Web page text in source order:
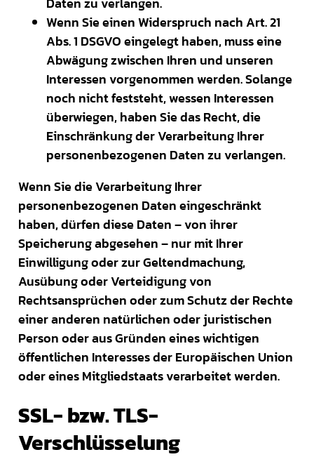
Wenn Sie einen Widerspruch nach Art. 21
Abs. 1 DSGVO eingelegt haben, muss eine
Abwägung zwischen Ihren und unseren
Interessen vorgenommen werden. Solange
noch nicht feststeht, wessen Interessen
überwiegen, haben Sie das Recht, die
Einschränkung der Verarbeitung Ihrer
personenbezogenen Daten zu verlangen.
Wenn Sie die Verarbeitung Ihrer
personenbezogenen Daten eingeschränkt
haben, dürfen diese Daten – von ihrer
Speicherung abgesehen – nur mit Ihrer
Einwilligung oder zur Geltendmachung,
Ausübung oder Verteidigung von
Rechtsansprüchen oder zum Schutz der Rechte
einer anderen natürlichen oder juristischen
Person oder aus Gründen eines wichtigen
öffentlichen Interesses der Europäischen Union
oder eines Mitgliedstaats verarbeitet werden.
SSL- bzw. TLS-
Verschlüsselung